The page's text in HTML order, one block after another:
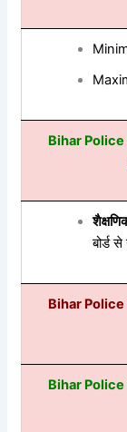
Bihar
बोर्ड से
Bihar
Bihar